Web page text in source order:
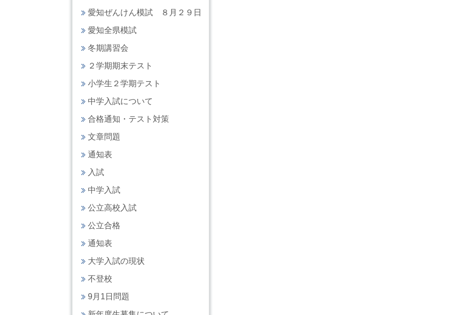
愛知ぜんけん模試 ８月２９日
愛知全県模試
冬期講習会
２学期期末テスト
小学生２学期テスト
中学入試について
合格通知・テスト対策
文章問題
通知表
入試
中学入試
公立高校入試
公立合格
通知表
大学入試の現状
不登校
9月1日問題